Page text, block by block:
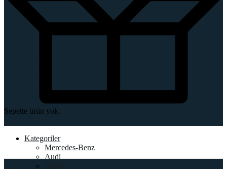
Sepette ürün yok.
Kategoriler
Mercedes-Benz
Audi